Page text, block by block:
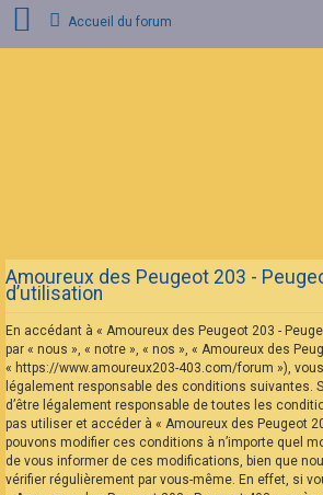
Accueil du forum
Amoureux des Peugeot 203 -
d’utilisation
En accédant à « Amoureux des Peugeot 203 -
par « nous », « notre », « nos », « Amoureux des
« https://www.amoureux203-403.com/forum »),
légalement responsable des conditions suivantes.
d’être légalement responsable de toutes les
pas utiliser et accéder à « Amoureux des Peugeot
pouvons modifier ces conditions à n’importe quel
de vous informer de ces modifications, bien que
vérifier régulièrement par vous-même. En effet, si